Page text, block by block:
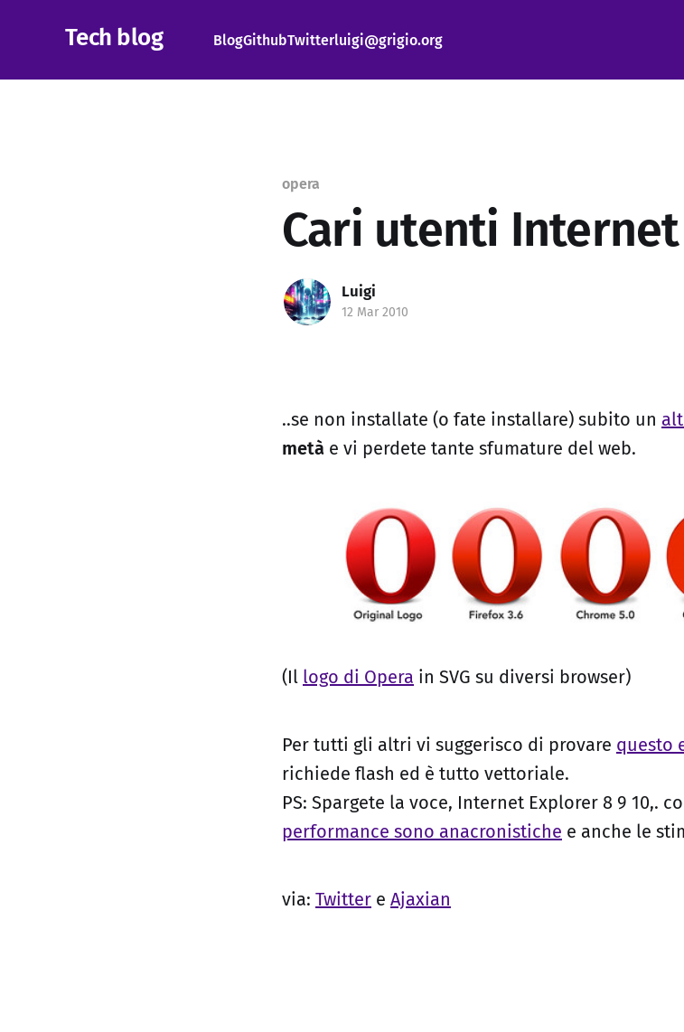
Tech blog BlogGithubTwitterluigi@grigio.org
opera
Cari utenti Internet
Luigi
12 Mar 2010
..se non installate (o fate installare) subito un
metà e vi perdete tante sfumature del web.
(Il logo di Opera in SVG su diversi browser)
Per tutti gli altri vi suggerisco di provare questo
richiede flash ed è tutto vettoriale.
PS: Spargete la voce, Internet Explorer 8 9 10,.
performance sono anacronistiche e anche le
via: Twitter e Ajaxian